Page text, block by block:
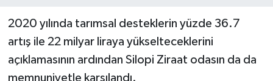
2020 yılında tarımsal desteklerin yüzde 36.7
artış ile 22 milyar liraya yükselteceklerini
açıklamasının ardından Silopi Ziraat odasın da da
memnuniyetle karşılandı.